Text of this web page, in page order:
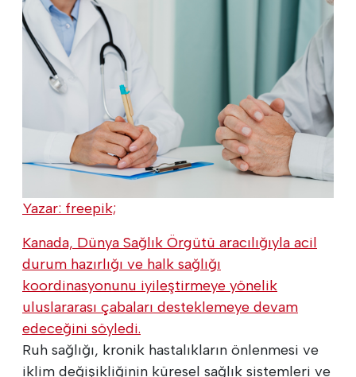
Yazar: freepik;
Kanada, Dünya Sağlık Örgütü aracılığıyla acil
durum hazırlığı ve halk sağlığı
koordinasyonunu iyileştirmeye yönelik
uluslararası çabaları desteklemeye devam
edeceğini söyledi.
Ruh sağlığı, kronik hastalıkların önlenmesi ve
iklim değişikliğinin küresel sağlık sistemleri ve